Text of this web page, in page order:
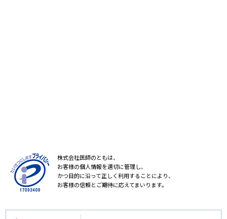
株式会社医師のともは、
お客様の個人情報を適切に管理し、
かつ目的に沿って正しく利用することにより、
お客様の信頼とご期待に応えてまいります。